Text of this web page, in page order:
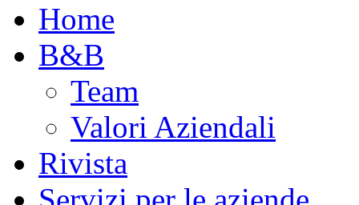
Home
B&B
Team
Valori Aziendali
Rivista